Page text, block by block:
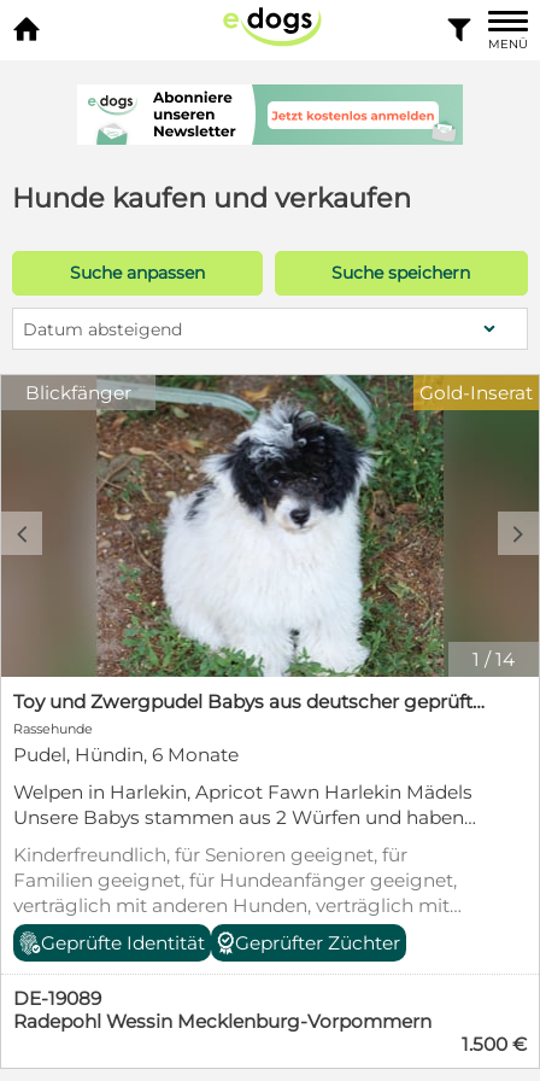
 
MENÜ
Hunde kaufen und verkaufen
Suche anpassen Suche speichern
Datum absteigend
Blickfänger
1 /14
c d
Gold-Inserat
Toy und Zwergpudel Babys aus deutscher geprüfter Zucht
Rassehunde
Pudel, Hündin, 6 Monate
Welpen in Harlekin, Apricot Fawn Harlekin Mädels
Unsere Babys stammen aus 2 Würfen und haben
den gleichen Papa. Natürlich sind die Eltern
genetisch untersucht und haben eine Ahnentafel
Die Preise ab 1500 Euro Reservierung nur mit
Anzahlung die bei nicht Abholung verfällt. Bei
Abgabe werden sie bestmöglich auf das grosse
Abenteuer Leben vorbereitet sein... Sie kennen
Frisieren ( Pudel haaren nicht und darum müssen
sie regelmässig frisiert werden) ,sie sind an alle
(Trockenfutter,Fleisch Dose ,Obst, Gemüse etc.)
Kinderfreundlich, für Senioren geeignet, für
Familien geeignet, für Hundeanfänger geeignet,
verträglich mit anderen Hunden, verträglich mit
Katzen, geimpft (mind. Pflichtimpfungen),
entwurmt, gechipt, mit EU-Heimtierausweis,
Welpenwurf, Allergikerfreundlich, Tierschutzgesetz
§11
Geprüfte Identität Geprüfter Züchter
DE-19089
Radepohl Wessin Mecklenburg-Vorpommern
1.500 €